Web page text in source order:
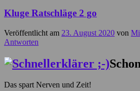
Kluge Ratschläge 2 go
Veröffentlicht am 23. August 2020 von
Antworten
Das spart Nerven und Zeit!